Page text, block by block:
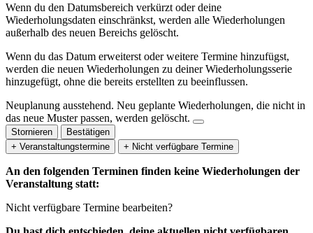
Wenn du den Datumsbereich verkürzt oder deine
Wiederholungsdaten einschränkst, werden alle Wiederholungen
außerhalb des neuen Bereichs gelöscht.
Wenn du das Datum erweiterst oder weitere Termine hinzufügst,
werden die neuen Wiederholungen zu deiner Wiederholungsserie
hinzugefügt, ohne die bereits erstellten zu beeinflussen.
Neuplanung ausstehend. Neu geplante Wiederholungen, die nicht in
das neue Muster passen, werden gelöscht.
Stornieren
Bestätigen
+ Veranstaltungstermine
+ Nicht verfügbare Termine
An den folgenden Terminen finden keine Wiederholungen der
Veranstaltung statt:
Nicht verfügbare Termine bearbeiten?